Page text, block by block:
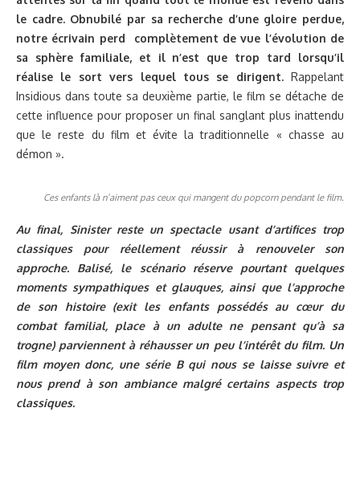
le cadre. Obnubilé par sa recherche d’une gloire perdue,
notre écrivain perd complètement de vue l’évolution de
sa sphère familiale, et il n’est que trop tard lorsqu’il
réalise le sort vers lequel tous se dirigent.Rappelant
Insidious dans toute sa deuxième partie, le film se détache de
cette influence pour proposer un final sanglant plus inattendu
que le reste du film et évite la traditionnelle « chasse au
démon ».
Ces enfants là n’aiment pas ceux qui mangent du popcorn pendant le film.
Au final, Sinister reste un spectacle usant d’artifices trop
classiques pour réellement réussir à renouveler son
approche. Balisé, le scénario réserve pourtant quelques
moments sympathiques et glauques, ainsi que l’approche
de son histoire (exit les enfants possédés au cœur du
combat familial, place à un adulte ne pensant qu’à sa
trogne) parviennent à réhausser un peu l’intérêt du film. Un
film moyen donc, une série B qui nous se laisse suivre et
nous prend à son ambiance malgré certains aspects trop
classiques.